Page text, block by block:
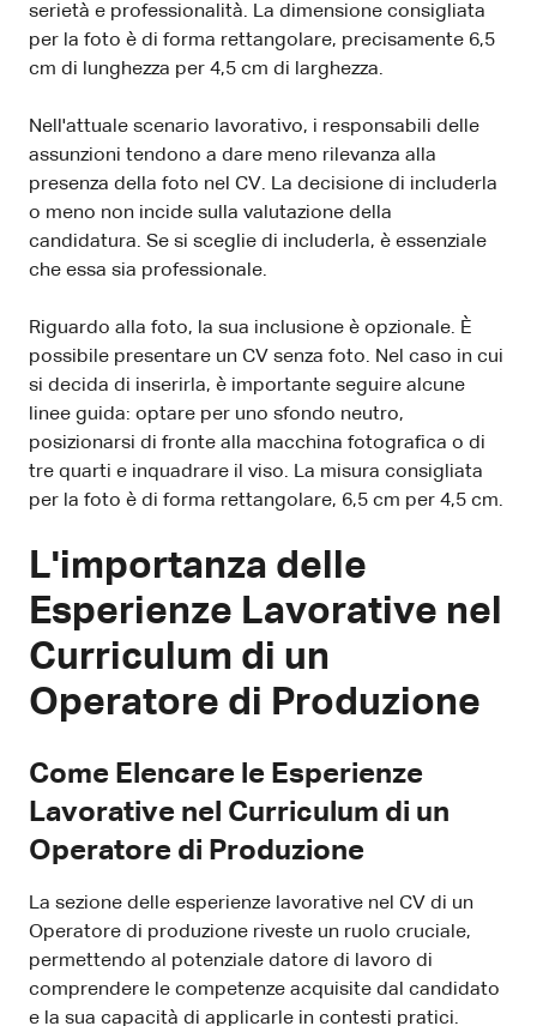
serietà e professionalità. La dimensione consigliata
per la foto è di forma rettangolare, precisamente 6,5
cm di lunghezza per 4,5 cm di larghezza.
Nell'attuale scenario lavorativo, i responsabili delle
assunzioni tendono a dare meno rilevanza alla
presenza della foto nel CV. La decisione di includerla
o meno non incide sulla valutazione della
candidatura. Se si sceglie di includerla, è essenziale
che essa sia professionale.
Riguardo alla foto, la sua inclusione è opzionale. È
possibile presentare un CV senza foto. Nel caso in cui
si decida di inserirla, è importante seguire alcune
linee guida: optare per uno sfondo neutro,
posizionarsi di fronte alla macchina fotografica o di
tre quarti e inquadrare il viso. La misura consigliata
per la foto è di forma rettangolare, 6,5 cm per 4,5 cm.
L'importanza delle
Esperienze Lavorative nel
Curriculum di un
Operatore di Produzione
Come Elencare le Esperienze
Lavorative nel Curriculum di un
Operatore di Produzione
La sezione delle esperienze lavorative nel CV di un
Operatore di produzione riveste un ruolo cruciale,
permettendo al potenziale datore di lavoro di
comprendere le competenze acquisite dal candidato
e la sua capacità di applicarle in contesti pratici.